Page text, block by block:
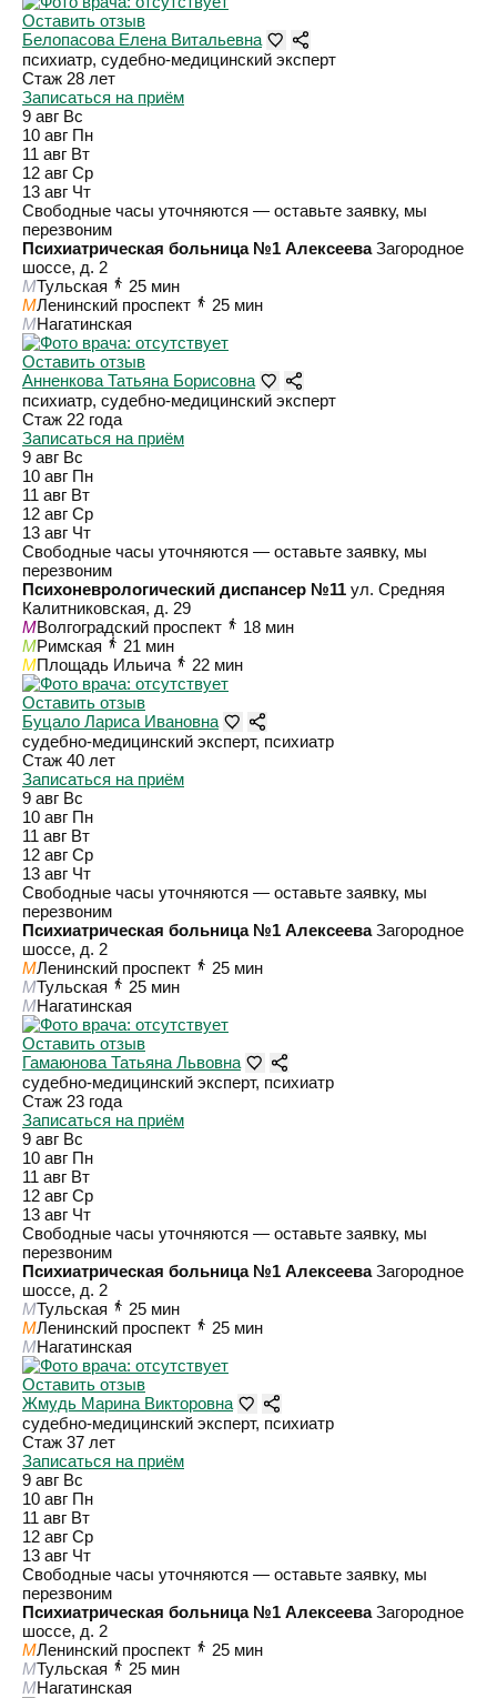
Оставить отзыв
Белопасова Елена Витальевна
психиатр, судебно-медицинский эксперт
Стаж 28 лет
Записаться на приём
9 авг Вс
10 авг Пн
11 авг Вт
12 авг Ср
13 авг Чт
Свободные часы уточняются — оставьте заявку, мы
перезвоним
Психиатрическая больница №1 Алексеева Загородное
шоссе, д. 2
MТульская
25 мин
MЛенинский проспект
25 мин
MНагатинская
Оставить отзыв
Анненкова Татьяна Борисовна
психиатр, судебно-медицинский эксперт
Стаж 22 года
Записаться на приём
9 авг Вс
10 авг Пн
11 авг Вт
12 авг Ср
13 авг Чт
Свободные часы уточняются — оставьте заявку, мы
перезвоним
Психоневрологический диспансер №11 ул. Средняя
Калитниковская, д. 29
MВолгоградский проспект
18 мин
MРимская
21 мин
MПлощадь Ильича
22 мин
Оставить отзыв
Буцало Лариса Ивановна
судебно-медицинский эксперт, психиатр
Стаж 40 лет
Записаться на приём
9 авг Вс
10 авг Пн
11 авг Вт
12 авг Ср
13 авг Чт
Свободные часы уточняются — оставьте заявку, мы
перезвоним
Психиатрическая больница №1 Алексеева Загородное
шоссе, д. 2
MЛенинский проспект
25 мин
MТульская
25 мин
MНагатинская
Оставить отзыв
Гамаюнова Татьяна Львовна
судебно-медицинский эксперт, психиатр
Стаж 23 года
Записаться на приём
9 авг Вс
10 авг Пн
11 авг Вт
12 авг Ср
13 авг Чт
Свободные часы уточняются — оставьте заявку, мы
перезвоним
Психиатрическая больница №1 Алексеева Загородное
шоссе, д. 2
MТульская
25 мин
MЛенинский проспект
25 мин
MНагатинская
Оставить отзыв
Жмудь Марина Викторовна
судебно-медицинский эксперт, психиатр
Стаж 37 лет
Записаться на приём
9 авг Вс
10 авг Пн
11 авг Вт
12 авг Ср
13 авг Чт
Свободные часы уточняются — оставьте заявку, мы
перезвоним
Психиатрическая больница №1 Алексеева Загородное
шоссе, д. 2
MЛенинский проспект
25 мин
MТульская
25 мин
MНагатинская